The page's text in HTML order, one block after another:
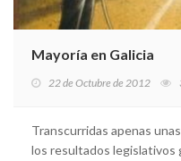
Mayoría en Galicia
22 de Octubre de 2012
Transcurridas apenas
los resultados legislativos